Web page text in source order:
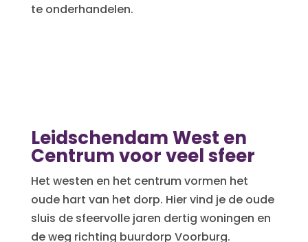
te onderhandelen.
Leidschendam West en
Centrum voor veel sfeer
Het westen en het centrum vormen het
oude hart van het dorp. Hier vind je de oude
sluis de sfeervolle jaren dertig woningen en
de weg richting buurdorp Voorburg.